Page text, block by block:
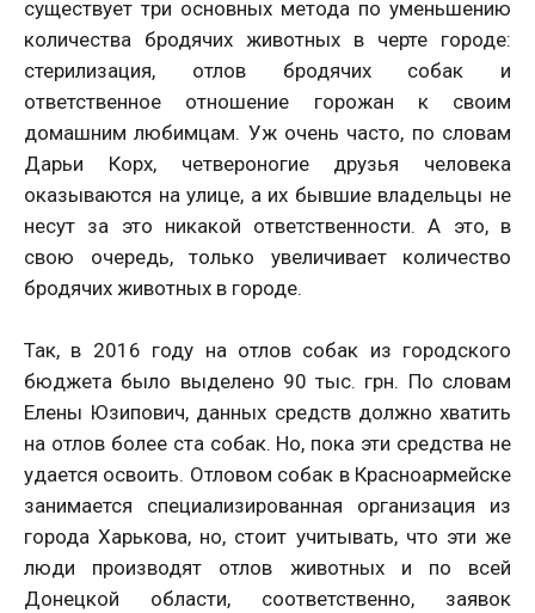
существует три основных метода по уменьшению
количества бродячих животных в черте городе:
стерилизация, отлов бродячих собак и
ответственное отношение горожан к своим
домашним любимцам. Уж очень часто, по словам
Дарьи Корх, четвероногие друзья человека
оказываются на улице, а их бывшие владельцы не
несут за это никакой ответственности. А это, в
свою очередь, только увеличивает количество
бродячих животных в городе.
Так, в 2016 году на отлов собак из городского
бюджета было выделено 90 тыс. грн. По словам
Елены Юзипович, данных средств должно хватить
на отлов более ста собак. Но, пока эти средства не
удается освоить. Отловом собак в Красноармейске
занимается специализированная организация из
города Харькова, но, стоит учитывать, что эти же
люди производят отлов животных и по всей
Донецкой области, соответственно, заявок